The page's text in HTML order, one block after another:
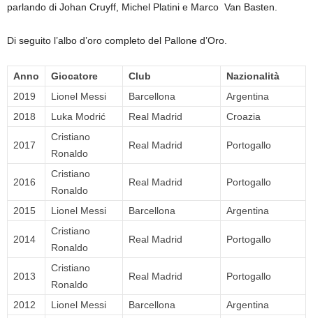
parlando di Johan Cruyff, Michel Platini e Marco Van Basten.
Di seguito l’albo d’oro completo del Pallone d’Oro.
Anno Giocatore Club
Nazionalità
2019
Lionel Messi Barcellona
Argentina
2018
Luka Modrić Real Madrid Croazia
2017
Cristiano
Ronaldo
Real Madrid Portogallo
2016
Cristiano
Ronaldo
Real Madrid Portogallo
2015 Lionel Messi Barcellona Argentina
2014
Cristiano
Ronaldo
Real Madrid Portogallo
2013
Cristiano
Ronaldo
Real Madrid Portogallo
2012 Lionel Messi Barcellona
Argentina